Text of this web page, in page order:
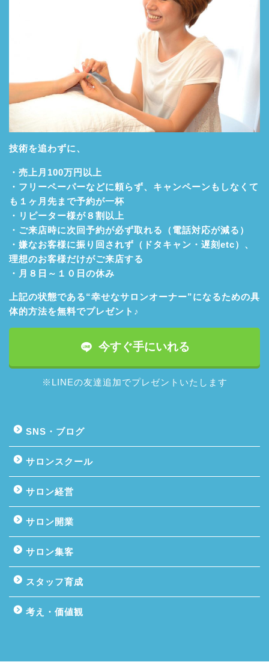
技術を追わずに、
・売上月100万円以上
・フリーペーパーなどに頼らず、キャンペーンもしなくて
も１ヶ月先まで予約が一杯
・リピーター様が８割以上
・ご来店時に次回予約が必ず取れる（電話対応が減る）
・嫌なお客様に振り回されず（ドタキャン・遅刻etc）、
理想のお客様だけがご来店する
・月８日～１０日の休み
上記の状態である“幸せなサロンオーナー”になるための具
体的方法を無料でプレゼント♪
今すぐ手にいれる
※LINEの友達追加でプレゼントいたします
SNS・ブログ
サロンスクール
サロン経営
サロン開業
サロン集客
スタッフ育成
考え・価値観